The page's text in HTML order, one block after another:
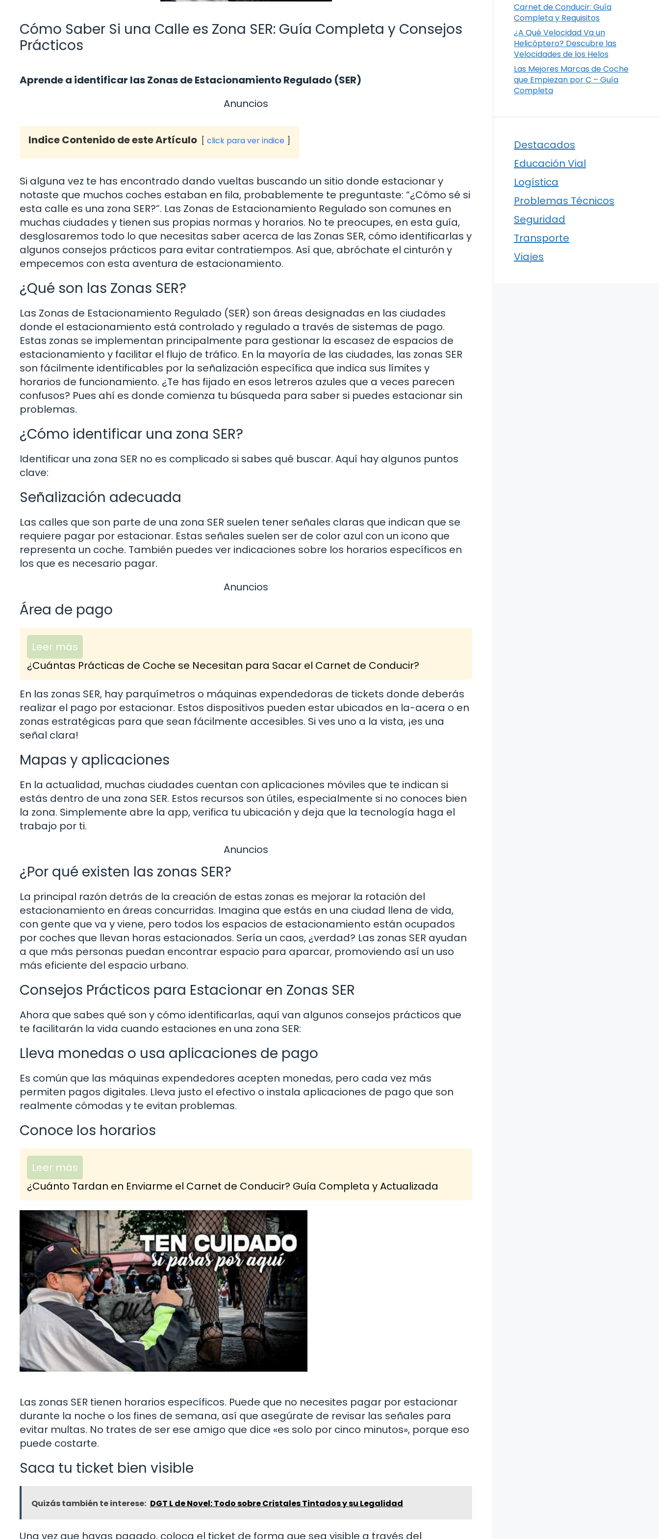
Cómo Saber Si una Calle es Zona SER: Guía Completa y Consejos
Prácticos
Aprende a identificar las Zonas de Estacionamiento Regulado (SER)
Anuncios
Indice Contenido de este Artículo click para ver indice
Si alguna vez te has encontrado dando vueltas buscando un sitio donde estacionar y
notaste que muchos coches estaban en fila, probablemente te preguntaste: “¿Cómo sé si
esta calle es una zona SER?”. Las Zonas de Estacionamiento Regulado son comunes en
muchas ciudades y tienen sus propias normas y horarios. No te preocupes, en esta guía,
desglosaremos todo lo que necesitas saber acerca de las Zonas SER, cómo identificarlas y
algunos consejos prácticos para evitar contratiempos. Así que, abróchate el cinturón y
empecemos con esta aventura de estacionamiento.
¿Qué son las Zonas SER?
Las Zonas de Estacionamiento Regulado (SER) son áreas designadas en las ciudades
donde el estacionamiento está controlado y regulado a través de sistemas de pago.
Estas zonas se implementan principalmente para gestionar la escasez de espacios de
estacionamiento y facilitar el flujo de tráfico. En la mayoría de las ciudades, las zonas SER
son fácilmente identificables por la señalización específica que indica sus límites y
horarios de funcionamiento. ¿Te has fijado en esos letreros azules que a veces parecen
confusos? Pues ahí es donde comienza tu búsqueda para saber si puedes estacionar sin
problemas.
¿Cómo identificar una zona SER?
Identificar una zona SER no es complicado si sabes qué buscar. Aquí hay algunos puntos
clave:
Señalización adecuada
Las calles que son parte de una zona SER suelen tener señales claras que indican que se
requiere pagar por estacionar. Estas señales suelen ser de color azul con un icono que
representa un coche. También puedes ver indicaciones sobre los horarios específicos en
los que es necesario pagar.
Anuncios
Área de pago
Leer más
¿Cuántas Prácticas de Coche se Necesitan para Sacar el Carnet de Conducir?
En las zonas SER, hay parquímetros o máquinas expendedoras de tickets donde deberás
realizar el pago por estacionar. Estos dispositivos pueden estar ubicados en la-acera o en
zonas estratégicas para que sean fácilmente accesibles. Si ves uno a la vista, ¡es una
señal clara!
Mapas y aplicaciones
En la actualidad, muchas ciudades cuentan con aplicaciones móviles que te indican si
estás dentro de una zona SER. Estos recursos son útiles, especialmente si no conoces bien
la zona. Simplemente abre la app, verifica tu ubicación y deja que la tecnología haga el
trabajo por ti.
Anuncios
¿Por qué existen las zonas SER?
La principal razón detrás de la creación de estas zonas es mejorar la rotación del
estacionamiento en áreas concurridas. Imagina que estás en una ciudad llena de vida,
con gente que va y viene, pero todos los espacios de estacionamiento están ocupados
por coches que llevan horas estacionados. Sería un caos, ¿verdad? Las zonas SER ayudan
a que más personas puedan encontrar espacio para aparcar, promoviendo así un uso
más eficiente del espacio urbano.
Consejos Prácticos para Estacionar en Zonas SER
Ahora que sabes qué son y cómo identificarlas, aquí van algunos consejos prácticos que
te facilitarán la vida cuando estaciones en una zona SER:
Lleva monedas o usa aplicaciones de pago
Es común que las máquinas expendedores acepten monedas, pero cada vez más
permiten pagos digitales. Lleva justo el efectivo o instala aplicaciones de pago que son
realmente cómodas y te evitan problemas.
Conoce los horarios
Leer más
¿Cuánto Tardan en Enviarme el Carnet de Conducir? Guía Completa y Actualizada
Las zonas SER tienen horarios específicos. Puede que no necesites pagar por estacionar
durante la noche o los fines de semana, así que asegúrate de revisar las señales para
evitar multas. No trates de ser ese amigo que dice «es solo por cinco minutos», porque eso
puede costarte.
Saca tu ticket bien visible
Quizás también te interese: DGT L de Novel: Todo sobre Cristales Tintados y su Legalidad
Una vez que hayas pagado, coloca el ticket de forma que sea visible a través del
Carnet de Conducir: Guía
Completa y Requisitos
¿A Qué Velocidad Va un
Helicóptero? Descubre las
Velocidades de los Helos
Las Mejores Marcas de Coche
que Empiezan por C – Guía
Completa
Destacados
Educación Vial
Logística
Problemas Técnicos
Seguridad
Transporte
Viajes